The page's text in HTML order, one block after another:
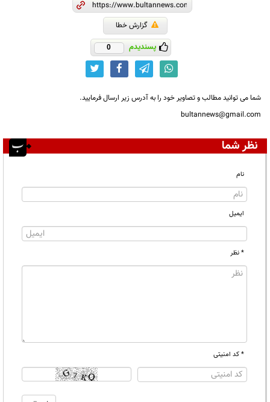
گزارش خطا
پسندیدم 0
شما می توانید مطالب و تصاویر خود را به آدرس زیر ارسال فرمایید.
bultannews@gmail.com
نظر شما
نام
ایمیل
* نظر
* کد امنیتی